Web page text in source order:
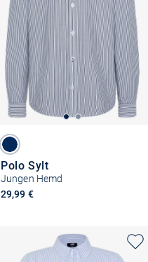
Polo Sylt
Jungen Hemd
29,99 €